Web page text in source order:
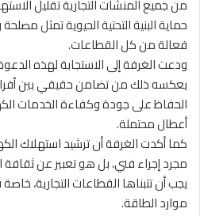
من جميع المنشآت التجارية تقليل
حماية البنية التحتية الحيوية تمثل
فعالة من كل القطاعات.
ودعت الغرفة إلى الاستجابة لهذه
يعكسه ذلك من تضامن حقيقي بين
الحفاظ على جودة وكفاءة الخدمات
أعطال محتملة.
كما أكدت الغرفة أن ترشيد استهلاك
مجرد إجراء فني، بل هو تعبير عن
يجب أن تتبناها القطاعات التجارية،
موارد الطاقة.